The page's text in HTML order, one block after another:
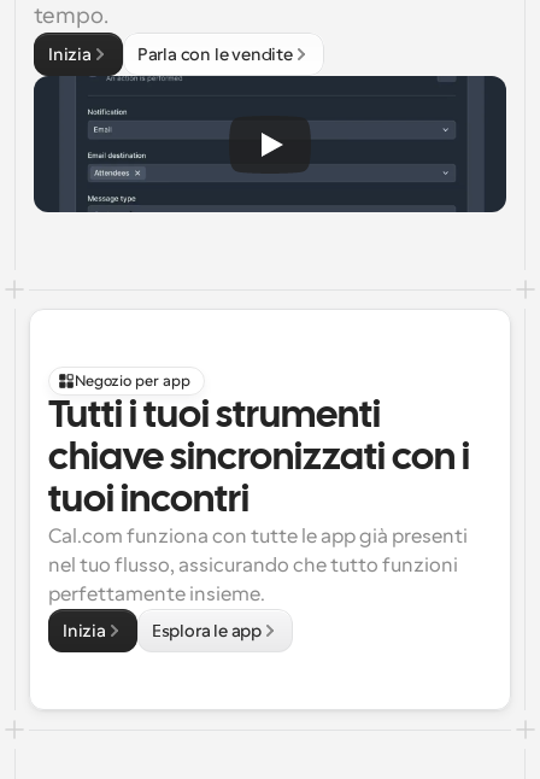
tempo.
Inizia Parla con le vendite
Negozio per app
Tutti i tuoi strumenti
chiave sincronizzati con i
tuoi incontri
Cal.com funziona con tutte le app già presenti
nel tuo flusso, assicurando che tutto funzioni
perfettamente insieme.
Inizia Esplora le app